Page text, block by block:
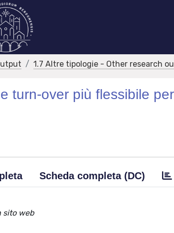
1.7 Altre tipologie - Other research
turn-over più flessibile
Scheda completa (DC)
sito web